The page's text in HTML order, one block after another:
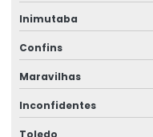
Inimutaba
Confins
Maravilhas
Inconfidentes
Toledo